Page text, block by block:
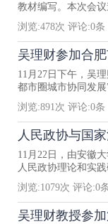
教材编写。本次会
浏览:478次 评论:0条
吴理财参加合
11月27日下午，吴
都市圈城市协同发
浏览:891次 评论:0条
人民政协与国
11月22日，由安徽
人民政协理论和实
浏览:1079次 评论:0
吴理财教授参